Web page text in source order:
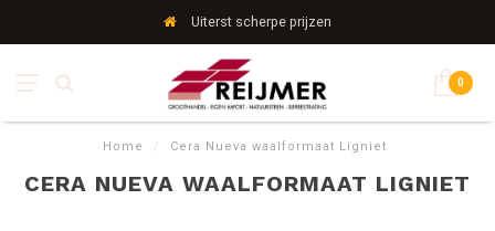
Uiterst scherpe prijzen
0
Home / Cera Nueva waalformaat Ligniet
CERA NUEVA WAALFORMAAT LIGNIET